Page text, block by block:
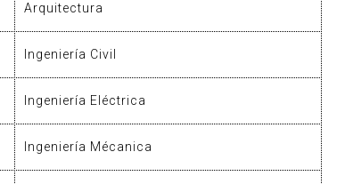
Arquitectura
Ingeniería Civil
Ingeniería Eléctrica
Ingeniería Mécanica